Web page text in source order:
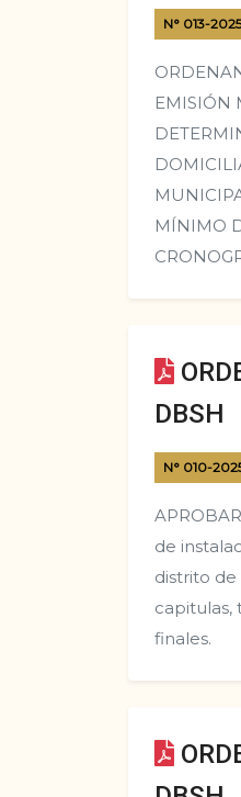
N° 013-2025
EMISIÓN
MÍNIMO
DBSH
N° 010-
de
distrito de
capitulas,
finales.